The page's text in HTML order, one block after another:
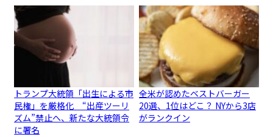
トランプ大統領「出生による市
民権」を厳格化 “出産ツーリ
ズム”禁止へ、新たな大統領令
に署名
全米が認めたベストバーガー
20選、1位はどこ？ NYから3店
がランクイン